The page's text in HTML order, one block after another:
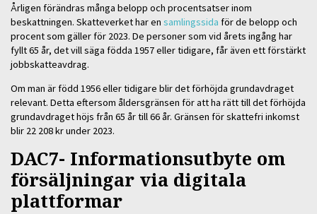
Årligen förändras många belopp och procentsatser inom
beskattningen. Skatteverket har en samlingssida för de belopp och
procent som gäller för 2023. De personer som vid årets ingång har
fyllt 65 år, det vill säga födda 1957 eller tidigare, får även ett förstärkt
jobbskatteavdrag.
Om man är född 1956 eller tidigare blir det förhöjda grundavdraget
relevant. Detta eftersom åldersgränsen för att ha rätt till det förhöjda
grundavdraget höjs från 65 år till 66 år. Gränsen för skattefri inkomst
blir 22 208 kr under 2023.
DAC7- Informationsutbyte om
försäljningar via digitala
plattformar